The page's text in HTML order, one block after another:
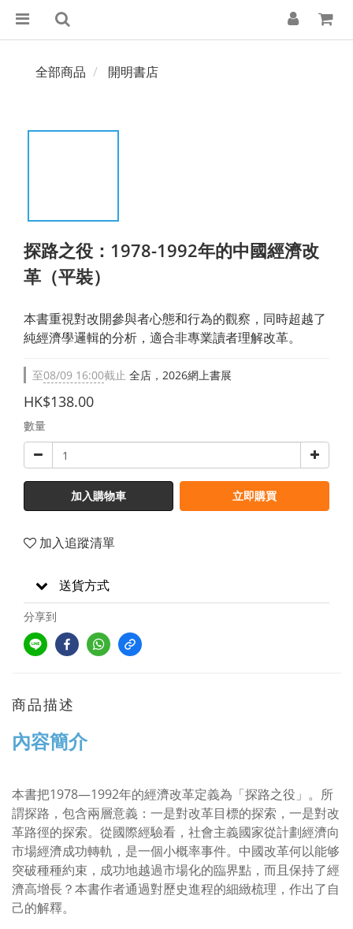
全部商品 開明書店
探路之役：1978-1992年的中國經濟改
革（平裝）
本書重視對改開參與者心態和行為的觀察，同時超越了
純經濟學邏輯的分析，適合非專業讀者理解改革。
至08/09 16:00截止 全店，2026網上書展
HK$138.00
數量
加入購物車 立即購買
加入追蹤清單
送貨方式
分享到
商品描述
內容簡介
本書把1978—1992年的經濟改革定義為「探路之役」。所
謂探路，包含兩層意義：一是對改革目標的探索，一是對改
革路徑的探索。從國際經驗看，社會主義國家從計劃經濟向
市場經濟成功轉軌，是一個小概率事件。中國改革何以能够
突破種種約束，成功地越過市場化的臨界點，而且保持了經
濟高增長？本書作者通過對歷史進程的細緻梳理，作出了自
己的解釋。